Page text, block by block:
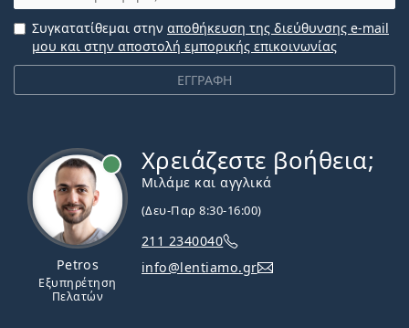
ΕΓΓΡΑΦΗ
Συγκατατίθεμαι στην αποθήκευση της διεύθυνσης e-mail
μου και στην αποστολή εμπορικής επικοινωνίας
Petros
Εξυπηρέτηση
Πελατών
Χρειάζεστε βοήθεια;
Μιλάμε και αγγλικά
(Δευ-Παρ 8:30-16:00)
211 2340040
info@lentiamo.gr